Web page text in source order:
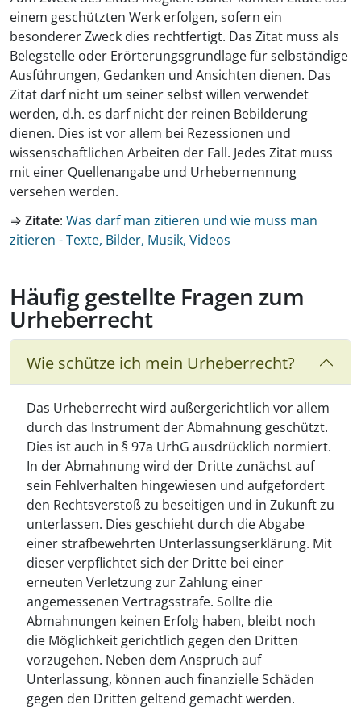
einem geschützten Werk erfolgen, sofern ein
besonderer Zweck dies rechtfertigt. Das Zitat muss als
Belegstelle oder Erörterungsgrundlage für selbständige
Ausführungen, Gedanken und Ansichten dienen. Das
Zitat darf nicht um seiner selbst willen verwendet
werden, d.h. es darf nicht der reinen Bebilderung
dienen. Dies ist vor allem bei Rezessionen und
wissenschaftlichen Arbeiten der Fall. Jedes Zitat muss
mit einer Quellenangabe und Urhebernennung
versehen werden.
⇒ Zitate: Was darf man zitieren und wie muss man
zitieren - Texte, Bilder, Musik, Videos
Häufig gestellte Fragen zum
Urheberrecht
Wie schütze ich mein Urheberrecht?
Das Urheberrecht wird außergerichtlich vor allem
durch das Instrument der Abmahnung geschützt.
Dies ist auch in § 97a UrhG ausdrücklich normiert.
In der Abmahnung wird der Dritte zunächst auf
sein Fehlverhalten hingewiesen und aufgefordert
den Rechtsverstoß zu beseitigen und in Zukunft zu
unterlassen. Dies geschieht durch die Abgabe
einer strafbewehrten Unterlassungserklärung. Mit
dieser verpflichtet sich der Dritte bei einer
erneuten Verletzung zur Zahlung einer
angemessenen Vertragsstrafe. Sollte die
Abmahnungen keinen Erfolg haben, bleibt noch
die Möglichkeit gerichtlich gegen den Dritten
vorzugehen. Neben dem Anspruch auf
Unterlassung, können auch finanzielle Schäden
gegen den Dritten geltend gemacht werden.